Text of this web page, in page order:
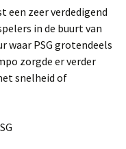
een zeer verdedigend
in de buurt van
waar PSG grotendeels
zorgde er verder
snelheid of